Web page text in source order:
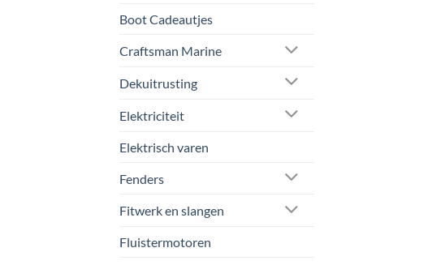
Boot Cadeautjes
Craftsman Marine
Dekuitrusting
Elektriciteit
Elektrisch varen
Fenders
Fitwerk en slangen
Fluistermotoren